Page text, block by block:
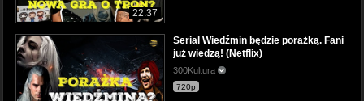
22:37
Serial Wiedźmin będzie porażką. Fani
już wiedzą! (Netflix)
300Kultura
720p